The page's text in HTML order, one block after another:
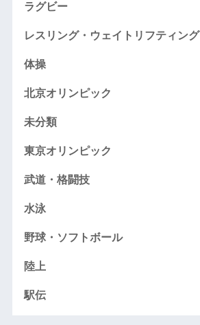
ラグビー
レスリング・ウェイトリフティング
体操
北京オリンピック
未分類
東京オリンピック
武道・格闘技
水泳
野球・ソフトボール
陸上
駅伝